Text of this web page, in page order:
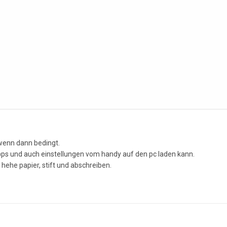
dann bedingt.
und auch einstellungen vom handy auf den pc laden kann.
papier, stift und abschreiben.